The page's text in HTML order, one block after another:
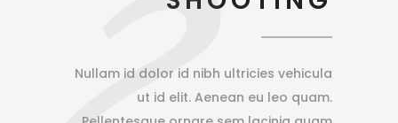
Nullam id dolor id nibh ultricies vehicula
ut id elit. Aenean eu leo quam.